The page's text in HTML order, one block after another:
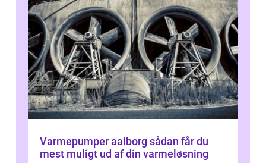
Varmepumper aalborg sådan får du
mest muligt ud af din varmeløsning